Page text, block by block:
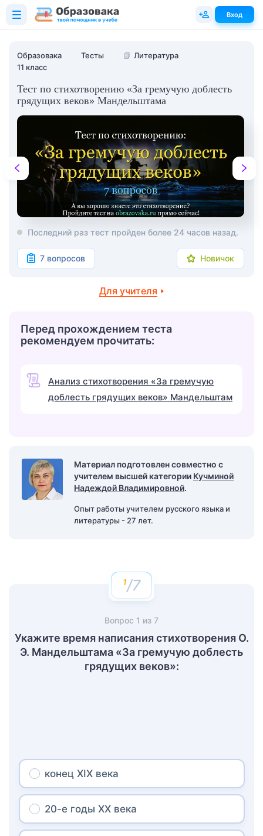
Образовака Тесты 📗 Литература
11 класс
Тест по стихотворению «За гремучую доблесть
грядущих веков» Мандельштама
Последний раз тест пройден более 24 часов назад.
7 вопросов Новичок
Для учителя
Перед прохождением теста
рекомендуем прочитать:
Анализ стихотворения «За гремучую
доблесть грядущих веков» Мандельштам
Материал подготовлен совместно с
учителем высшей категории Кучминой
Надеждой Владимировной.
Опыт работы учителем русского языка и
литературы - 27 лет.
/7
Вопрос 1 из 7
Укажите время написания стихотворения О.
Э. Мандельштама «За гремучую доблесть
грядущих веков»:
конец ХIХ века
20-е годы ХХ века
Вход